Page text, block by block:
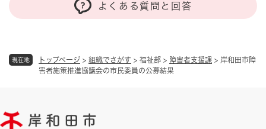
現在地 トップページ > 組織でさがす > 福祉部 > 障害者支援課 > 岸和田市障
害者施策推進協議会の市民委員の公募結果
よくある質問と回答